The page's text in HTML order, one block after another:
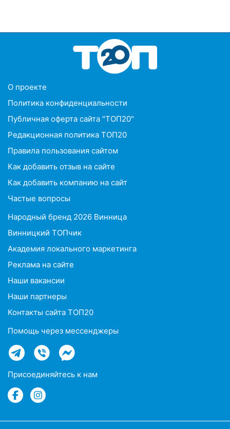
O проекте
Политика конфиденциальности
Публичная оферта сайта "ТОП20"
Редакционная политика ТОП20
Правила пользования сайтом
Как добавить отзыв на сайте
Как добавить компанию на сайт
Частые вопросы
Народный бренд 2026 Винница
Винницкий ТОПчик
Академия локального маркетинга
Реклама на сайте
Наши вакансии
Наши партнеры
Контакты сайта ТОП20
Помощь через мессенджеры
Присоединяйтесь к нам